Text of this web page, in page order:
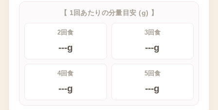
【 1回あたりの分量目安 (g) 】
2回食
---g
3回食
---g
4回食
---g
5回食
---g